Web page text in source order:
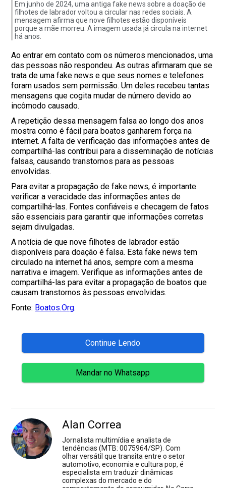
Em junho de 2024, uma antiga fake news sobre a doação de
filhotes de labrador voltou a circular nas redes sociais. A
mensagem afirma que nove filhotes estão disponíveis
porque a mãe morreu. A imagem usada já circula na internet
há anos.
Ao entrar em contato com os números mencionados, uma
das pessoas não respondeu. As outras afirmaram que se
trata de uma fake news e que seus nomes e telefones
foram usados sem permissão. Um deles recebeu tantas
mensagens que cogita mudar de número devido ao
incômodo causado.
A repetição dessa mensagem falsa ao longo dos anos
mostra como é fácil para boatos ganharem força na
internet. A falta de verificação das informações antes de
compartilhá-las contribui para a disseminação de notícias
falsas, causando transtornos para as pessoas
envolvidas.
Para evitar a propagação de fake news, é importante
verificar a veracidade das informações antes de
compartilhá-las. Fontes confiáveis e checagem de fatos
são essenciais para garantir que informações corretas
sejam divulgadas.
A notícia de que nove filhotes de labrador estão
disponíveis para doação é falsa. Esta fake news tem
circulado na internet há anos, sempre com a mesma
narrativa e imagem. Verifique as informações antes de
compartilhá-las para evitar a propagação de boatos que
causam transtornos às pessoas envolvidas.
Fonte: Boatos.Org.
Continue Lendo
Mandar no Whatsapp
Alan Correa
Jornalista multimídia e analista de
tendências (MTB: 0075964/SP). Com
olhar versátil que transita entre o setor
automotivo, economia e cultura pop, é
especialista em traduzir dinâmicas
complexas do mercado e do